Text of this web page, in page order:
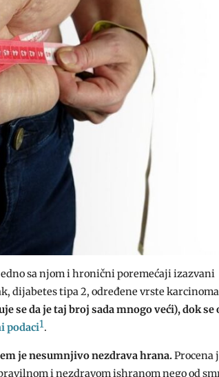
sa njom i hronični poremećaji izazvani
dijabetes tipa 2, određene vrste
se da je taj broj sada mnogo veći), dok se
podaci1.
je nesumnjivo nezdrava hrana.Procena
i nezdravom ishranom nego od